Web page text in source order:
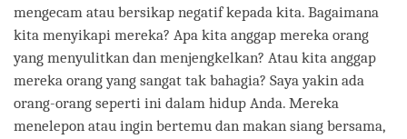
mengecam atau bersikap negatif kepada kita. Bagaimana
kita menyikapi mereka? Apa kita anggap mereka orang
yang menyulitkan dan menjengkelkan? Atau kita anggap
mereka orang yang sangat tak bahagia? Saya yakin ada
orang-orang seperti ini dalam hidup Anda. Mereka
menelepon atau ingin bertemu dan makan siang bersama,